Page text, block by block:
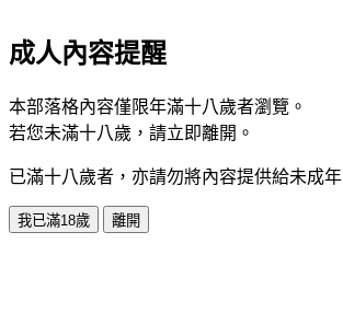
成人內容提醒
本部落格內容僅限年滿十八歲者瀏覽。
若您未滿十八歲，請立即離開。
已滿十八歲者，亦請勿將內容提供給未成年
我已滿18歲 離開